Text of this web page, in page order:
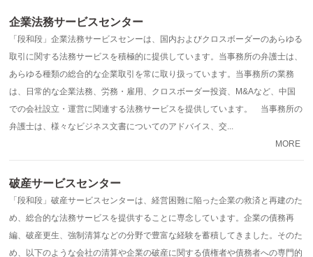
企業法務サービスセンター
「段和段」企業法務サービスセンーは、国内およびクロスボーダーのあらゆる
取引に関する法務サービスを積極的に提供しています。当事務所の弁護士は、
あらゆる種類の総合的な企業取引を常に取り扱っています。当事務所の業務
は、日常的な企業法務、労務・雇用、クロスボーダー投資、M&Aなど、中国
での会社設立・運営に関連する法務サービスを提供しています。 当事務所の
弁護士は、様々なビジネス文書についてのアドバイス、交...
MORE
破産サービスセンター
「段和段」破産サービスセンターは、経営困難に陥った企業の救済と再建のた
め、総合的な法務サービスを提供することに専念しています。企業の債務再
編、破産更生、強制清算などの分野で豊富な経験を蓄積してきました。そのた
め、以下のような会社の清算や企業の破産に関する債権者や債務者への専門的